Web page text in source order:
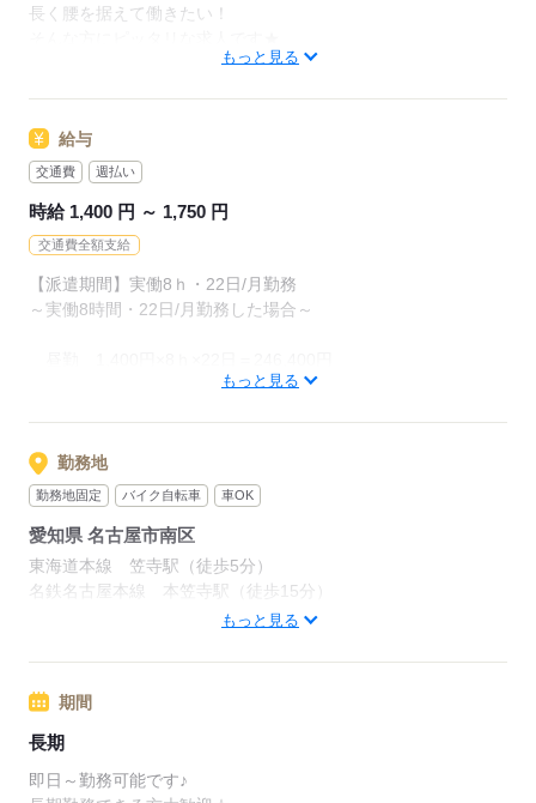
長く腰を据えて働きたい！
まずはお気軽にお問い合わせください！
もっと見る
給与
交通費 週払い
時給 1,400 円 ～ 1,750 円
交通費全額支給
【派遣期間】実働8ｈ・22日/月勤務
～実働8時間・22日/月勤務した場合～
残業 1,750円×10ｈ＝17,500円
※残業：時給1.25UP（※実働8時間以上の勤務）
【社員登用後】
基本：178,000円～277,000円
精勤手当：12,000円
奨励手当：27,000円
家族手当：配偶者…5,000円 第一子…1,000円 第二子…3,00
住宅補助：世帯主へ支給
万円）
もっと見る
勤務地
勤務地固定 バイク自転車 車OK
愛知県 名古屋市南区
東海道本線 笠寺駅（徒歩5分）
名鉄名古屋本線 本笠寺駅（徒歩15分）
名鉄名古屋本線 本星崎駅（車7分）
【交通費備考】
距離に応じて、会社規定あり
車、徒歩、自転車、バイク、原付OK
駐車場完備しております◎
もっと見る
期間
長期
即日～勤務可能です♪